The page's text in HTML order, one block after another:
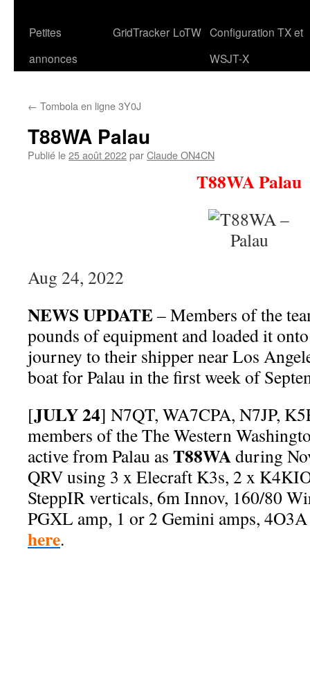
Petites
annonces
GridTracker LoTW Configuration TX et
WSJT-X
← Tombola en ligne 3Y0J
T88WA Palau
Publié le25 août 2022parClaude ON4CN
T88WA Palau
Aug 24, 2022
NEWS UPDATE– Members of the
pounds of equipment and loaded it
journey to their shipper near Los
boat for Palau in the first week of
[JULY 24] N7QT, WA7CPA, N7JP,
members of the The Western
active from Palau as T88WAduring
QRV using 3 x Elecraft K3s, 2 x
SteppIR verticals, 6m Innov, 160/80
PGXL amp, 1 or 2 Gemini amps,
here.